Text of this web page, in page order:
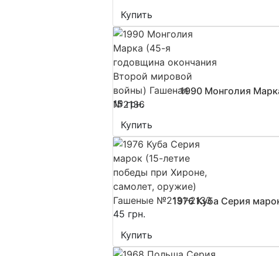
Купить
1990 Монголия
15 грн.
Купить
1976 Куба Серия
45 грн.
Купить